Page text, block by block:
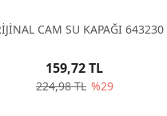
CAM SU KAPAĞI 643230
224,98 TL %29
159,72 TL